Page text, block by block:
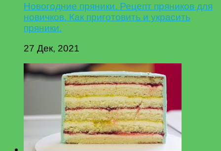
Новогодние пряники. Рецепт пряников для
новичков. Как приготовить и украсить
пряники.
27 Дек, 2021